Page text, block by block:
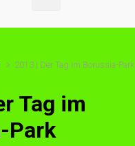
2013 | Der Tag im Borussia-Park
Tag im
Park